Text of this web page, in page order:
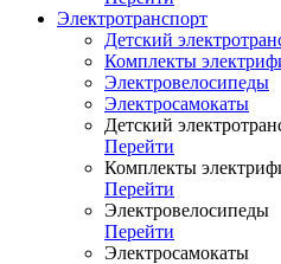
Электротранспорт
Детский
Комплекты
Электровелосипеды
Электросамокаты
Детский
Перейти
Комплекты
Перейти
Электровелосипеды
Перейти
Электросамокаты